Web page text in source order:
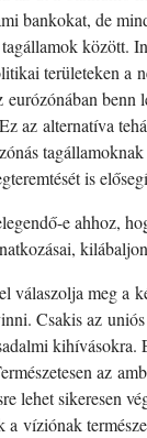
bankokat, de
között.
területeken a
az alternatíva
is
e ahhoz,
válaszolja meg a
Csakis az
az
lehet sikeresen
víziónak